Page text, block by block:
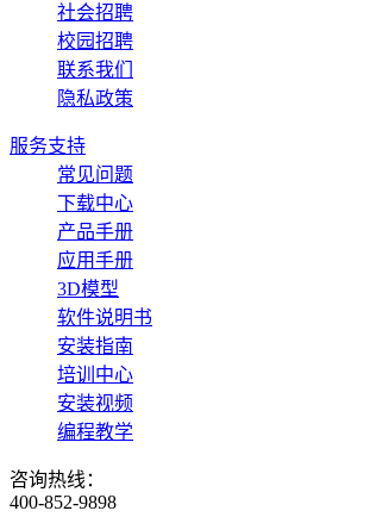
社会招聘
校园招聘
联系我们
隐私政策
服务支持
常见问题
下载中心
产品手册
应用手册
3D模型
软件说明书
安装指南
培训中心
安装视频
编程教学
咨询热线：
400-852-9898